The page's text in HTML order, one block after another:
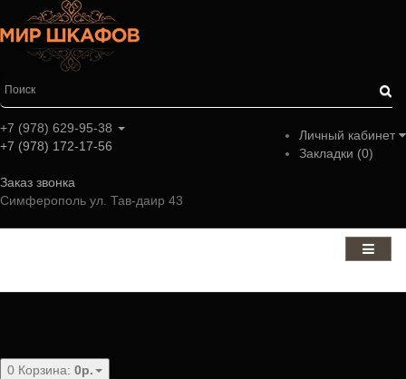
Личный кабинет
Закладки (0)
+7 (978) 629-95-38
+7 (978) 172-17-56
Заказ звонка
Симферополь ул. Тав-даир 43
0 Корзина: 0р.